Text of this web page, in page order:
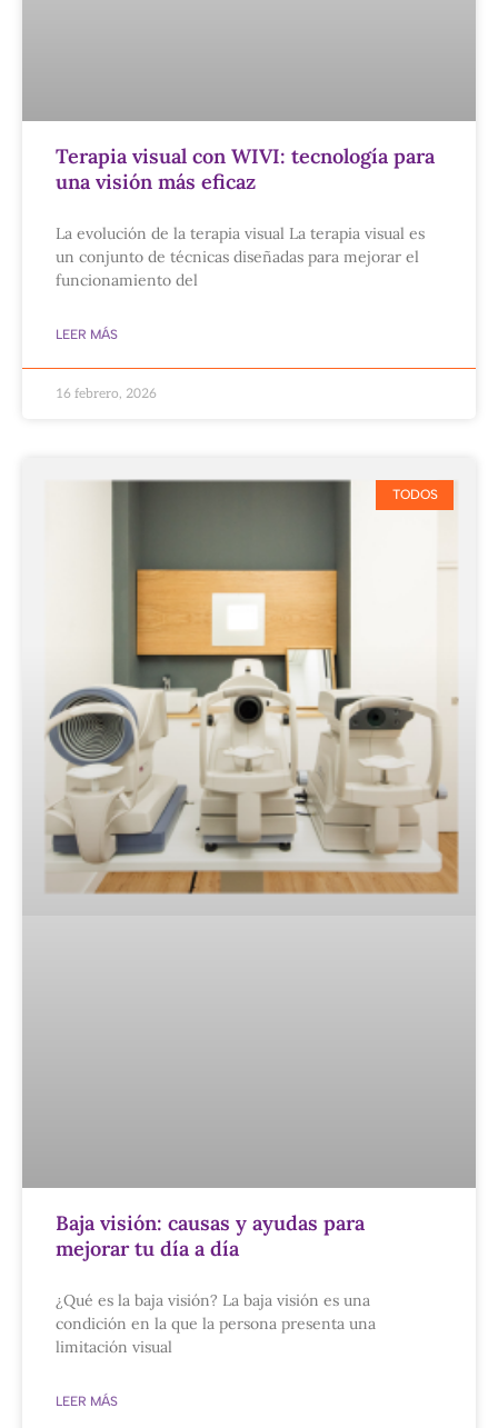
Terapia visual con WIVI: tecnología para
una visión más eficaz
La evolución de la terapia visual La terapia visual es
un conjunto de técnicas diseñadas para mejorar el
funcionamiento del
LEER MÁS
16 febrero, 2026
TODOS
Baja visión: causas y ayudas para
mejorar tu día a día
¿Qué es la baja visión? La baja visión es una
condición en la que la persona presenta una
limitación visual
LEER MÁS